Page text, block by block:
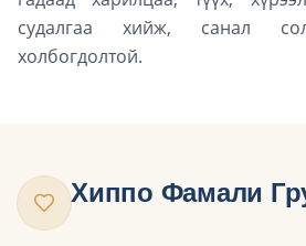
судалгаа хийж, санал
холбогдолтой.
Хиппо Фамали